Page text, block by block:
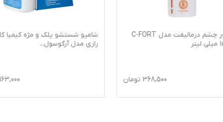
کرم دور چشم درمالیفت مدل C-FORT
368,500 تومان
شامپو شستشو پلک و مژه کیمیا
رازی مدل آرگوسول...
163,000